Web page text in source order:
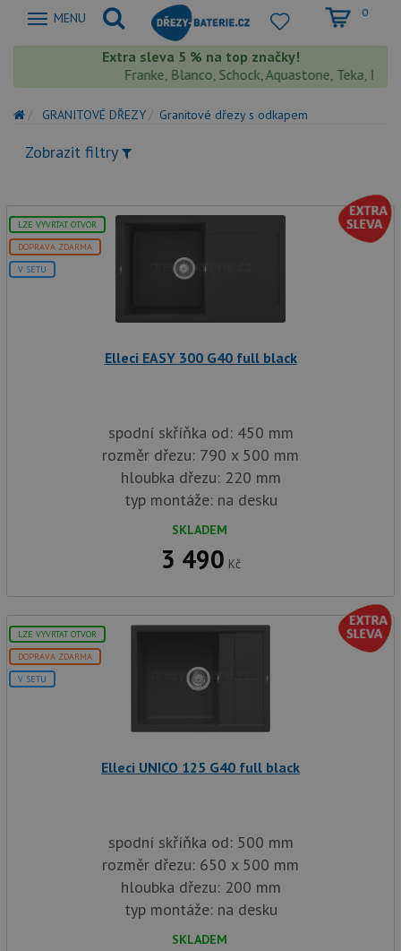
Zobrazit
MENU 0
Extra sleva 5 % na top značky!
Franke, Blanco, Schock, Aquastone, Teka,
GRANITOVÉ DŘEZY Granitové dřezy s odkapem
Zobrazit filtry
LZE VYVRTAT OTVOR
DOPRAVA ZDARMA
V SETU
Elleci EASY 300 G40 full black
spodní skříňka od: 450 mm
rozměr dřezu: 790 x 500 mm
hloubka dřezu: 220 mm
typ montáže: na desku
SKLADEM
3 490 Kč
LZE VYVRTAT OTVOR
DOPRAVA ZDARMA
V SETU
Elleci UNICO 125 G40 full black
spodní skříňka od: 500 mm
rozměr dřezu: 650 x 500 mm
hloubka dřezu: 200 mm
typ montáže: na desku
SKLADEM